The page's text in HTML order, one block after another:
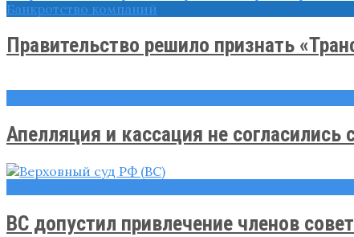
Банкротство компаний
Правительство решило признать
Апелляция и кассация не согласились
ВС допустил привлечение членов